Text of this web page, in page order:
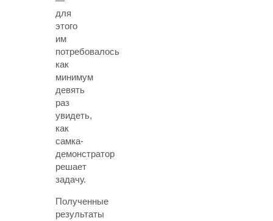
для
этого
им
потребовалось
как
минимум
девять
раз
увидеть,
как
самка-
демонстратор
решает
задачу.
Полученные
результаты